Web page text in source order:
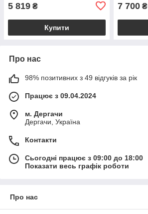
5 819 ₴
Купити
7 700 ₴
Про нас
98% позитивних з 49 відгуків за рік
Працює з 09.04.2024
м. Дергачи
Дергачи, Україна
Контакти
Сьогодні працює з 09:00 до 18:00
Показати весь графік роботи
Про нас